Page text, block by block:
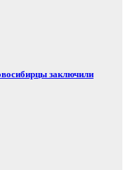
заключили